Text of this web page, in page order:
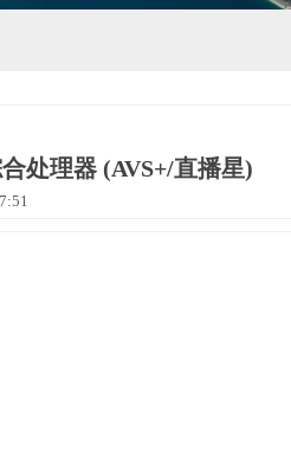
处理器 (AVS+/直播星)